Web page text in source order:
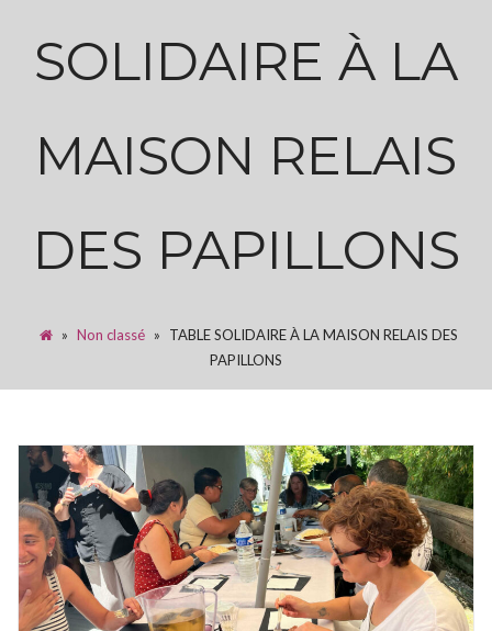
SOLIDAIRE À LA
MAISON RELAIS
DES PAPILLONS
» Non classé »
TABLE SOLIDAIRE À LA MAISON RELAIS DES
PAPILLONS